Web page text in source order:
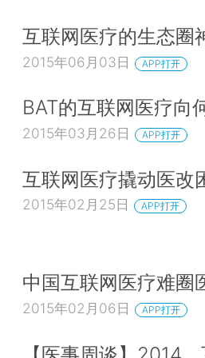
互联网医疗的生态圈
2015年06月03日 APP打开
BAT的互联网医疗向
2015年03月26日 APP打开
互联网医疗撬动医改
2015年02月25日 APP打开
中国互联网医疗难圈
2015年02月06日 APP打开